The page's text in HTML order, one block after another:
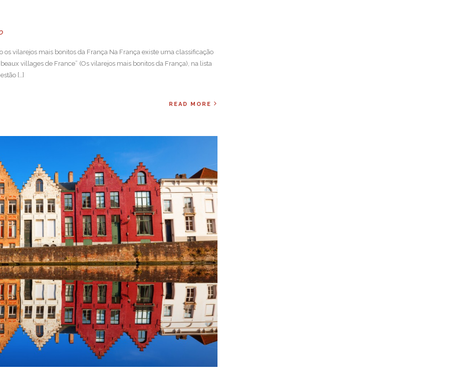
os vilarejos mais bonitos da França Na França existe uma classificação
villages de France” (Os vilarejos mais bonitos da França), na lista
[…]
READ MORE